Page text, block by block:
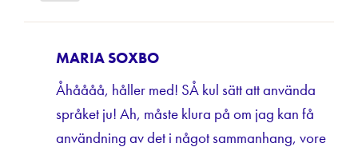
MARIA SOXBO
Åhåååå, håller med! SÅ kul sätt att använda
språket ju! Ah, måste klura på om jag kan få
användning av det i något sammanhang, vore